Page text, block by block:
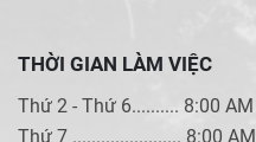
THỜI GIAN LÀM VIỆC
Thứ 2 - Thứ 6.......... 8:00
Thứ 7 ....................... 8:00